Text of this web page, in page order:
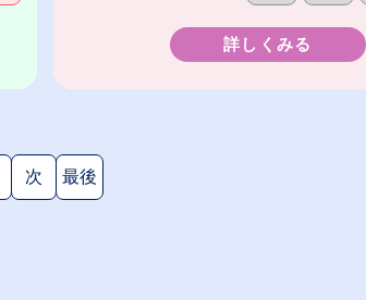
詳しくみる
次 最後